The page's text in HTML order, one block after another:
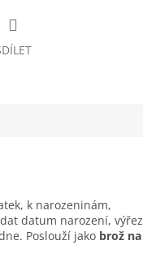
k narozeninám,
datum narození, výřez
Poslouží jako brož na